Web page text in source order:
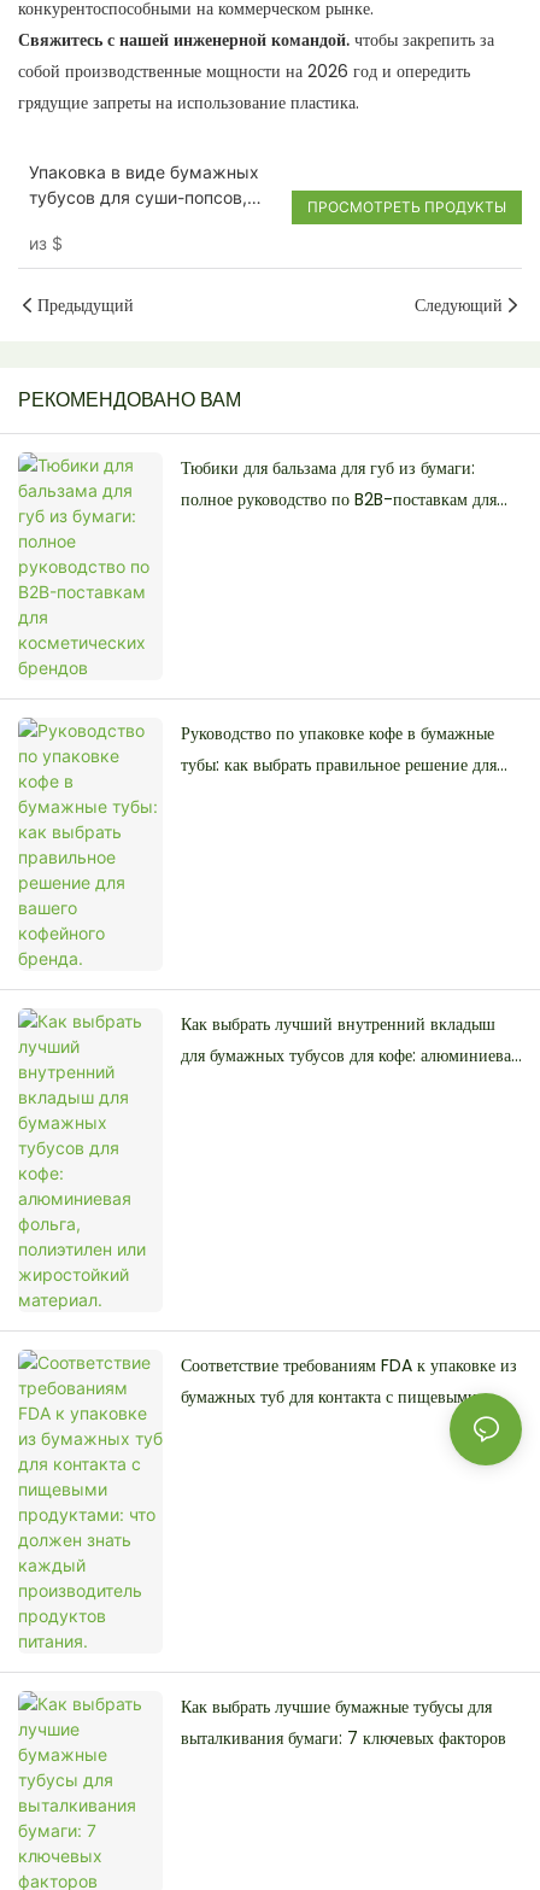
конкурентоспособными на коммерческом рынке.
Свяжитесь с нашей инженерной командой. чтобы закрепить за
собой производственные мощности на 2026 год и опередить
грядущие запреты на использование пластика.
Упаковка в виде бумажных
тубусов для суши-попсов,
пищевого качества для суши-
закусок.
из $
ПРОСМОТРЕТЬ ПРОДУКТЫ
Предыдущий Следующий
РЕКОМЕНДОВАНО ВАМ
Тюбики для бальзама для губ из бумаги:
полное руководство по B2B-поставкам для
Руководство по упаковке кофе в бумажные
тубы: как выбрать правильное решение для
Как выбрать лучший внутренний вкладыш
для бумажных тубусов для кофе: алюминиевая
Соответствие требованиям FDA к упаковке из
бумажных туб для контакта с пищевыми
продуктами: что должен знать каждый
Как выбрать лучшие бумажные тубусы для
выталкивания бумаги: 7 ключевых факторов